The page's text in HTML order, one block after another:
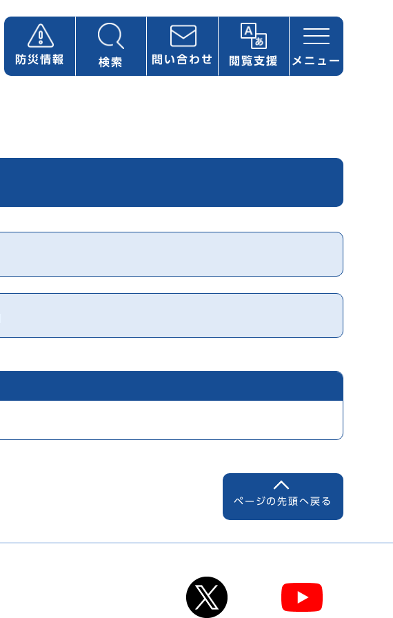
防災情報 検索 問い合わせ 閲覧支援 メニュー
ページの先頭へ戻る